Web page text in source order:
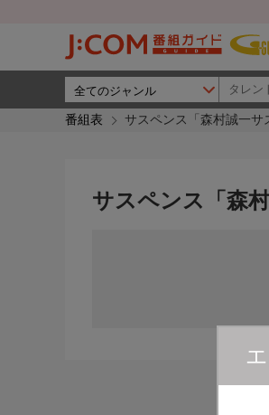
番組表 サスペンス「森村誠一
サスペンス「森